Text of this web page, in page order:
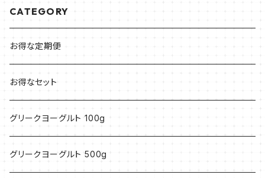
CATEGORY
お得な定期便
お得なセット
グリークヨーグルト 100g
グリークヨーグルト 500g